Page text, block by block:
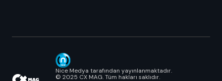
Nice Medya tarafından yayınlanmaktadır.
© 2025 CX MAG. Tüm hakları saklıdır.